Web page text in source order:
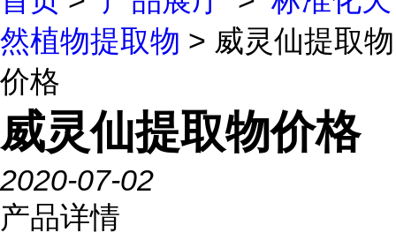
然植物提取物 > 威灵仙提取物
价格
威灵仙提取物价格
2020-07-02
产品详情